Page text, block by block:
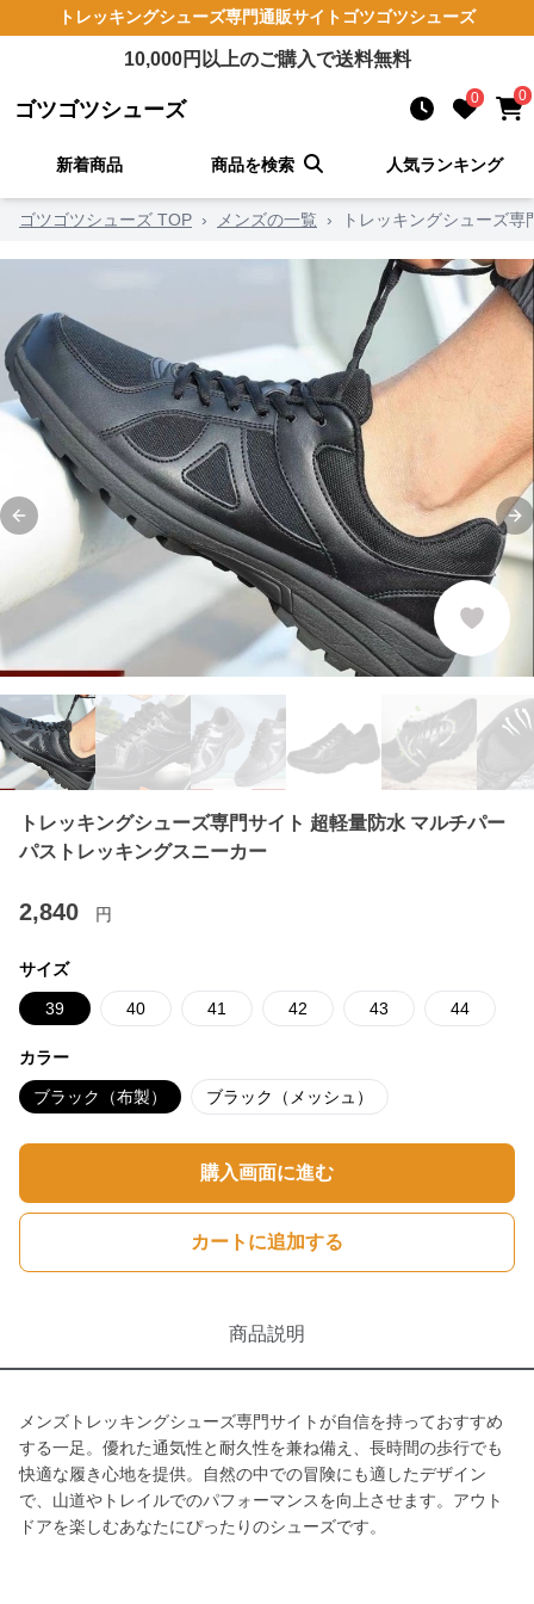
トレッキングシューズ専門通販サイト ゴツゴツシューズ
10,000円以上のご購入で送料無料
ゴツゴツシューズ 0 0
新着商品 商品を検索 人気ランキング
ゴツゴツシューズ TOP › メンズの一覧 › トレッキングシューズ
Previous slide
トレッキングシューズ専門サイト 超軽量防水 マルチパー
パストレッキングスニーカー
2,840 円
サイズ
39 40 41 42 43 44
カラー
ブラック（布製） ブラック（メッシュ）
購入画面に進む
カートに追加する
商品説明
メンズトレッキングシューズ専門サイトが自信を持っておすすめ
する一足。優れた通気性と耐久性を兼ね備え、長時間の歩行でも
快適な履き心地を提供。自然の中での冒険にも適したデザイン
で、山道やトレイルでのパフォーマンスを向上させます。アウト
ドアを楽しむあなたにぴったりのシューズです。